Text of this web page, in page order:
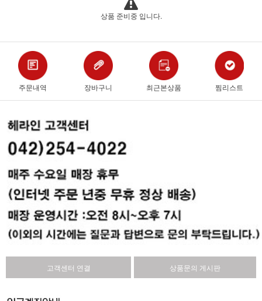
상품 준비중 입니다.
주문내역 장바구니 최근본상품 찜리스트
고객센터 연결 상품문의 게시판